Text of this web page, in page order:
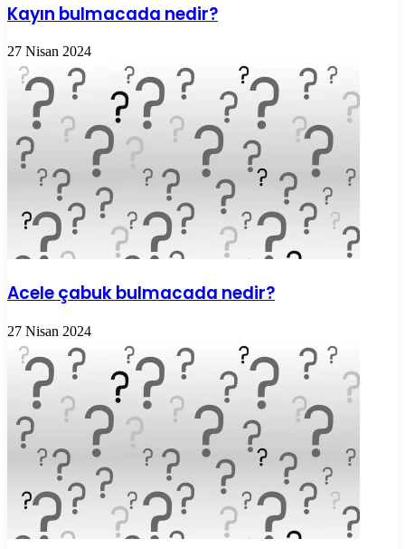
Kayın bulmacada nedir?
27 Nisan 2024
Acele çabuk bulmacada nedir?
27 Nisan 2024